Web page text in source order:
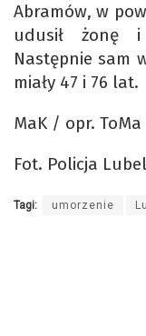
Abramów, w
udusił żonę i
Następnie sam
miały 47 i 76 lat.
MaK / opr. ToMa
Fot. Policja
Tagi: umorzenie